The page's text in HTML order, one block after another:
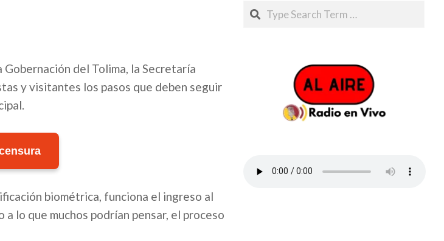
del Tolima, la Secretaría
y visitantes los pasos que deben seguir
biométrica, funciona el ingreso al
lo que muchos podrían pensar, el proceso
Search